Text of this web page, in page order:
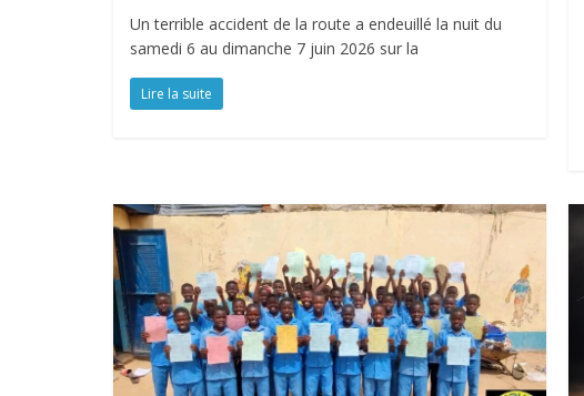
Un terrible accident de la route a endeuillé la nuit du
samedi 6 au dimanche 7 juin 2026 sur la
Lire la suite